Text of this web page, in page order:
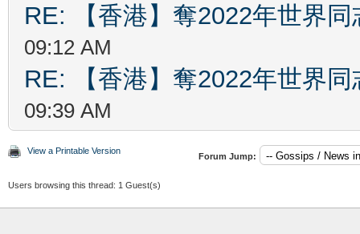
RE: 【香港】奪2022年世界
09:12 AM
RE: 【香港】奪2022年世界
09:39 AM
View a Printable Version
Forum Jump:
Users browsing this thread: 1 Guest(s)